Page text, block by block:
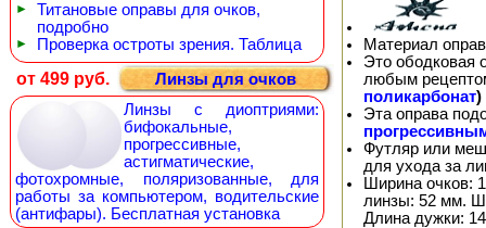
►
Титановые оправы для очков,
подробно
► Проверка остроты зрения. Таблица
от 499 руб.
Линзы для очков
Линзы с диоптриями:
бифокальные,
прогрессивные,
астигматические,
фотохромные, поляризованные, для
работы за компьютером, водительские
(антифары). Бесплатная установка
Материал
Это ободковая
любым
поликарбонат)
Эта оправа
Футляр или
для ухода за
Ширина очков:
линзы: 52 мм.
Длина дужки: